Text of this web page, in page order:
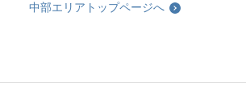
中部エリアトップページへ